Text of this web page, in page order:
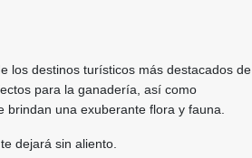
los destinos turísticos más destacados de
para la ganadería, así como
brindan una exuberante flora y fauna.
dejará sin aliento.